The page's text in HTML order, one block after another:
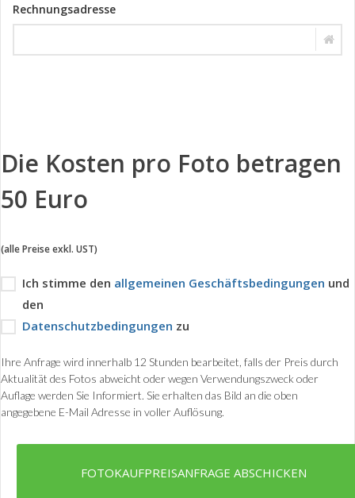
Rechnungsadresse
Die Kosten pro Foto betragen
50 Euro
(alle Preise exkl. UST)
Ich stimme den allgemeinen Geschäftsbedingungen und
den
Datenschutzbedingungen zu
Ihre Anfrage wird innerhalb 12 Stunden bearbeitet, falls der Preis durch
Aktualität des Fotos abweicht oder wegen Verwendungszweck oder
Auflage werden Sie Informiert. Sie erhalten das Bild an die oben
angegebene E-Mail Adresse in voller Auflösung.
FOTOKAUFPREISANFRAGE ABSCHICKEN